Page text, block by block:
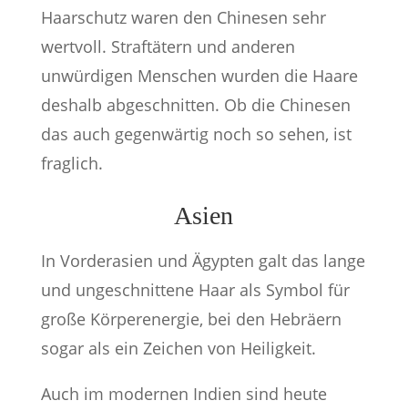
Haarschutz waren den Chinesen sehr
wertvoll. Straftätern und anderen
unwürdigen Menschen wurden die Haare
deshalb abgeschnitten. Ob die Chinesen
das auch gegenwärtig noch so sehen, ist
fraglich.
Asien
In Vorderasien und Ägypten galt das lange
und ungeschnittene Haar als Symbol für
große Körperenergie, bei den Hebräern
sogar als ein Zeichen von Heiligkeit.
Auch im modernen Indien sind heute